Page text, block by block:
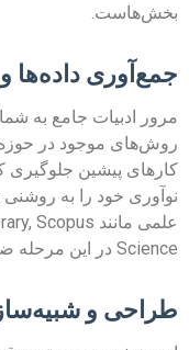
بخش‌هاست.
جمع‌آوری داده‌ها
مرور ادبیات جامع به
روش‌های موجود در حوزه
کارهای پیشین جلوگیری
نوآوری خود را به روشنی
Science در این مرحله ضروری است.
طراحی و